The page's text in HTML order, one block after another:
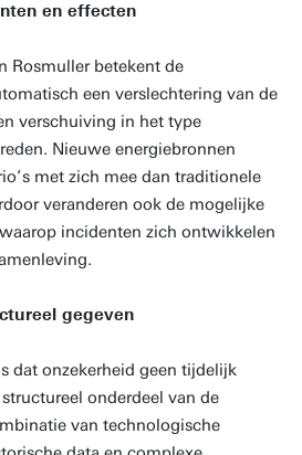
en effecten
Rosmuller betekent de
een verslechtering van de
verschuiving in het type
Nieuwe energiebronnen
met zich mee dan traditionele
veranderen ook de mogelijke
incidenten zich ontwikkelen
gegeven
dat onzekerheid geen tijdelijk
onderdeel van de
van technologische